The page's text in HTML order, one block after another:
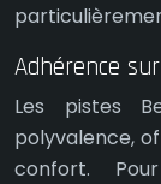
Adhérence
Les pistes
polyvalence,
confort.